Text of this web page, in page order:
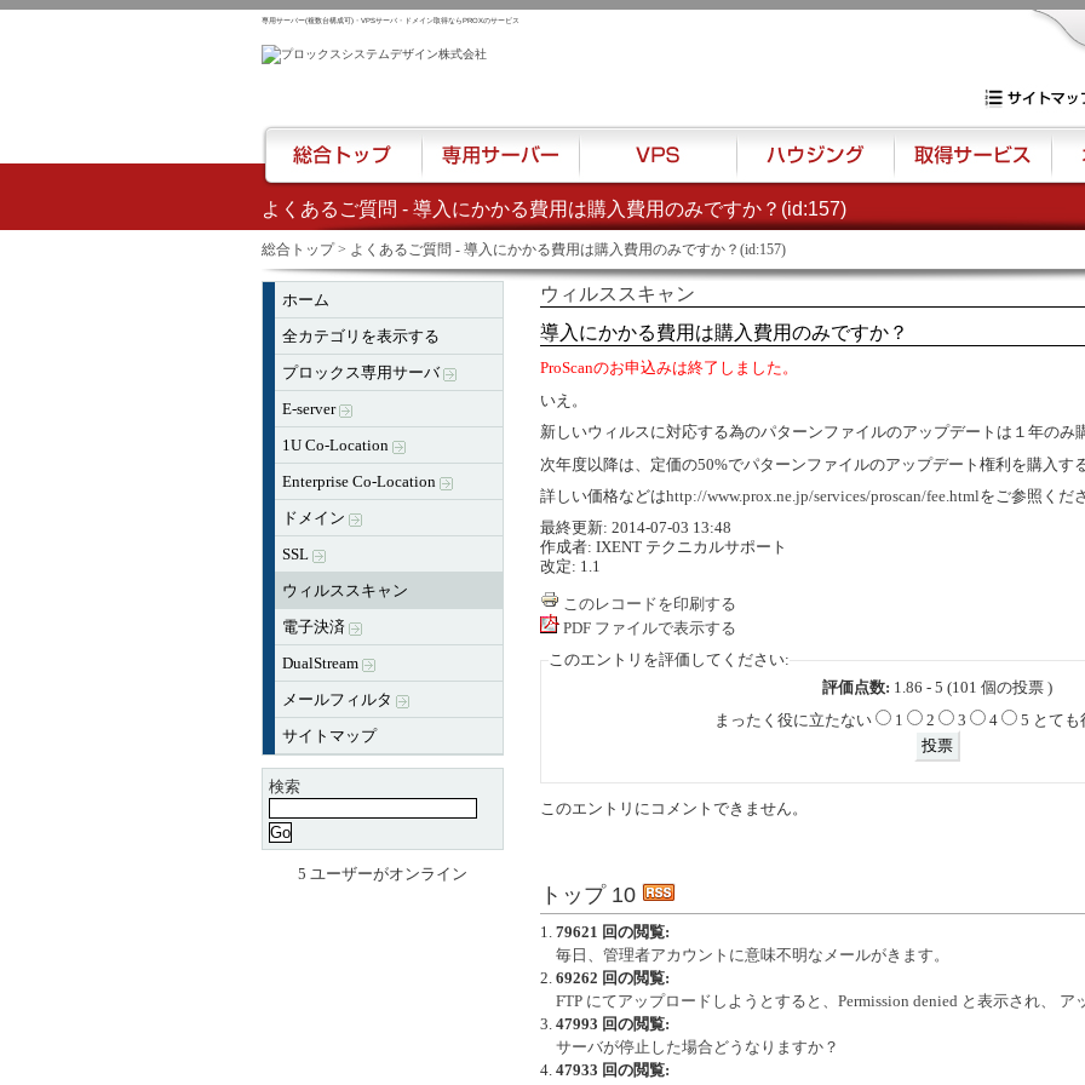
よくあるご質問 - 導入にかかる費用は購入費用のみですか？(id:157)
専用サーバー(複数台構成可)・VPSサーバ・ドメイン取得ならPROXのサービス
総合トップ> よくあるご質問 - 導入にかかる費用は購入費用のみですか？(id:157)
ホーム
全カテゴリを表示する
プロックス専用サーバ
E-server
1U Co-Location
Enterprise Co-Location
ドメイン
SSL
ウィルススキャン
電子決済
DualStream
メールフィルタ
サイトマップ
検索
5 ユーザーがオンライン
ウィルススキャン
導入にかかる費用は購入費用のみですか？
ProScanのお申込みは終了しました。
いえ。
新しいウィルスに対応する為のパターンファイルのアップデートは１年のみ
次年度以降は、定価の50%でパターンファイルのアップデート権利を購入す
詳しい価格などはhttp://www.prox.ne.jp/services/proscan/fee.htmlをご参照くだ
最終更新: 2014-07-03 13:48
作成者: IXENT テクニカルサポート
改定: 1.1
このレコードを印刷する
PDF ファイルで表示する
このエントリを評価してください:
評価点数:
1.86 - 5 (101 個の投票 )
まったく役に立たない
1 2 3 4 5 とて
このエントリにコメントできません。
トップ 10
79621 回の閲覧:
毎日、管理者アカウントに意味不明なメールがきます。
69262 回の閲覧:
FTP にてアップロードしようとすると、Permission denied と表示され、 ア
47993 回の閲覧:
サーバが停止した場合どうなりますか？
47933 回の閲覧:
総合トップ 専用サーバー VPS ハウジング 取得サービス オプ